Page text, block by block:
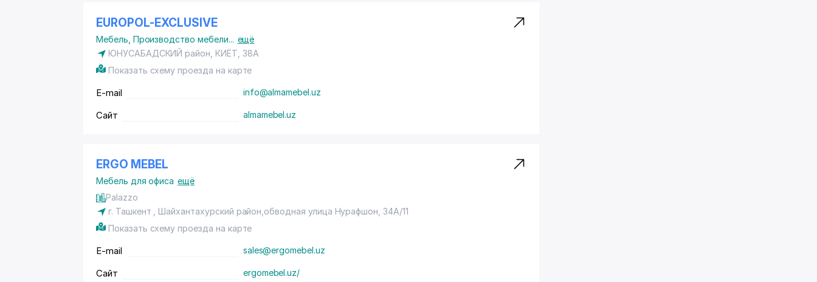
EUROPOL-EXCLUSIVE
Мебель Производство мебели... ещё
ЮНУСАБАДСКИЙ район, КИЁТ, 38А
Показать схему проезда на карте
E-mail info@almamebel.uz
Сайт almamebel.uz
ERGO MEBEL
Мебель для офиса ещё
Palazzo
г. Ташкент , Шайхантахурский район ,обводная улица Нурафшон, 34А/11
Показать схему проезда на карте
E-mail sales@ergomebel.uz
Сайт
ergomebel.uz/